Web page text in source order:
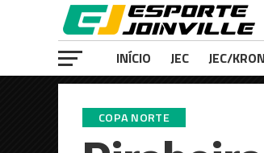
INÍCIO JEC JEC/
COPA NORTE